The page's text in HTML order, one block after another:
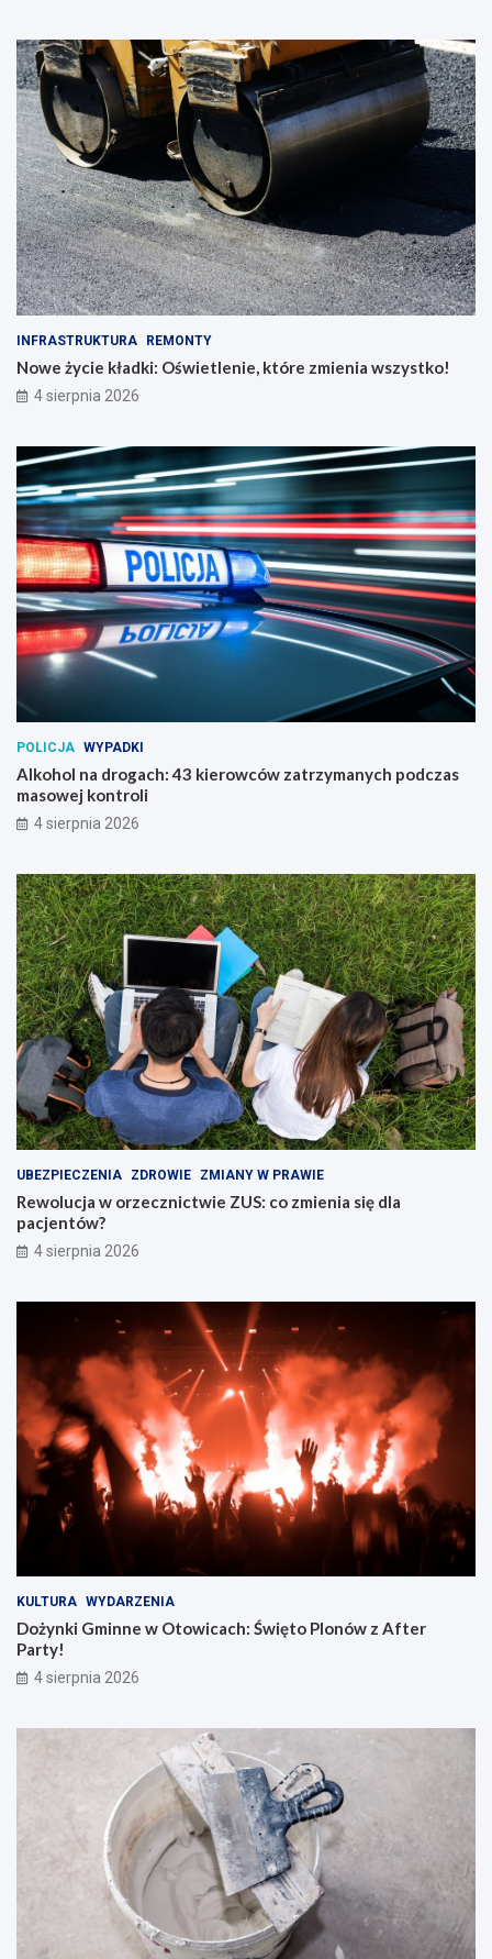
INFRASTRUKTURA REMONTY
Nowe życie kładki: Oświetlenie, które zmienia wszystko!
4 sierpnia 2026
POLICJA WYPADKI
Alkohol na drogach: 43 kierowców zatrzymanych podczas
masowej kontroli
4 sierpnia 2026
UBEZPIECZENIA ZDROWIE ZMIANY W PRAWIE
Rewolucja w orzecznictwie ZUS: co zmienia się dla
pacjentów?
4 sierpnia 2026
KULTURA WYDARZENIA
Dożynki Gminne w Otowicach: Święto Plonów z After
Party!
4 sierpnia 2026